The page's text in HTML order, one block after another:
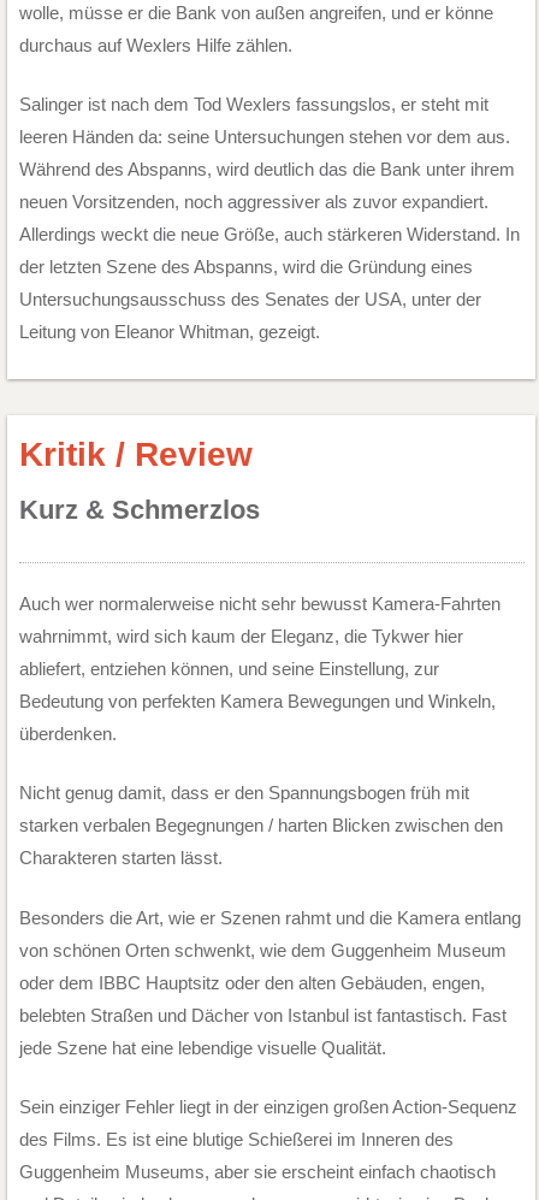
wolle, müsse er die Bank von außen angreifen, und er könne
durchaus auf Wexlers Hilfe zählen.
Salinger ist nach dem Tod Wexlers fassungslos, er steht mit
leeren Händen da: seine Untersuchungen stehen vor dem aus.
Während des Abspanns, wird deutlich das die Bank unter ihrem
neuen Vorsitzenden, noch aggressiver als zuvor expandiert.
Allerdings weckt die neue Größe, auch stärkeren Widerstand. In
der letzten Szene des Abspanns, wird die Gründung eines
Untersuchungsausschuss des Senates der USA, unter der
Leitung von Eleanor Whitman, gezeigt.
Kritik / Review
Kurz & Schmerzlos
Auch wer normalerweise nicht sehr bewusst Kamera-Fahrten
wahrnimmt, wird sich kaum der Eleganz, die Tykwer hier
abliefert, entziehen können, und seine Einstellung, zur
Bedeutung von perfekten Kamera Bewegungen und Winkeln,
überdenken.
Nicht genug damit, dass er den Spannungsbogen früh mit
starken verbalen Begegnungen / harten Blicken zwischen den
Charakteren starten lässt.
Besonders die Art, wie er Szenen rahmt und die Kamera entlang
von schönen Orten schwenkt, wie dem Guggenheim Museum
oder dem IBBC Hauptsitz oder den alten Gebäuden, engen,
belebten Straßen und Dächer von Istanbul ist fantastisch. Fast
jede Szene hat eine lebendige visuelle Qualität.
Sein einziger Fehler liegt in der einzigen großen Action-Sequenz
des Films. Es ist eine blutige Schießerei im Inneren des
Guggenheim Museums, aber sie erscheint einfach chaotisch